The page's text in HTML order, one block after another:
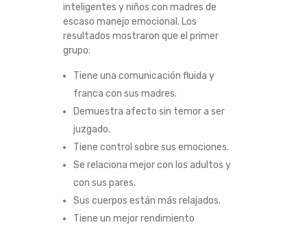
inteligentes y niños con madres de
escaso manejo emocional. Los
resultados mostraron que el primer
grupo:
Tiene una comunicación fluida y
franca con sus madres.
Demuestra afecto sin temor a ser
juzgado.
Tiene control sobre sus emociones.
Se relaciona mejor con los adultos y
con sus pares.
Sus cuerpos están más relajados.
Tiene un mejor rendimiento